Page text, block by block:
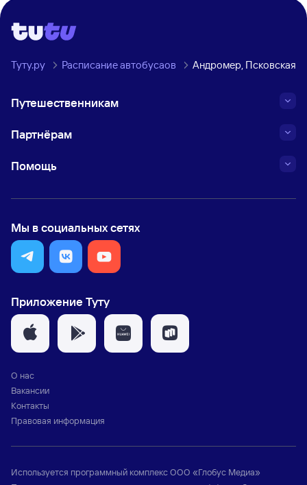
Туту.ру Расписание автобусаов Андромер, Псковская
Путешественникам
Партнёрам
Помощь
Мы в социальных сетях
Приложение Туту
О нас
Вакансии
Контакты
Правовая информация
Используется программный комплексООО «Глобус Медиа»